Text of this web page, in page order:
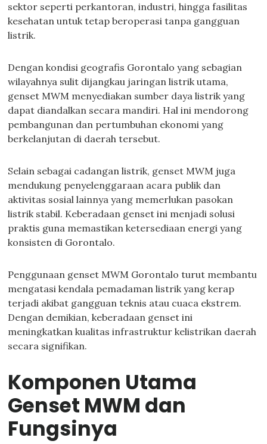
sektor seperti perkantoran, industri, hingga fasilitas
kesehatan untuk tetap beroperasi tanpa gangguan
listrik.
Dengan kondisi geografis Gorontalo yang sebagian
wilayahnya sulit dijangkau jaringan listrik utama,
genset MWM menyediakan sumber daya listrik yang
dapat diandalkan secara mandiri. Hal ini mendorong
pembangunan dan pertumbuhan ekonomi yang
berkelanjutan di daerah tersebut.
Selain sebagai cadangan listrik, genset MWM juga
mendukung penyelenggaraan acara publik dan
aktivitas sosial lainnya yang memerlukan pasokan
listrik stabil. Keberadaan genset ini menjadi solusi
praktis guna memastikan ketersediaan energi yang
konsisten di Gorontalo.
Penggunaan genset MWM Gorontalo turut membantu
mengatasi kendala pemadaman listrik yang kerap
terjadi akibat gangguan teknis atau cuaca ekstrem.
Dengan demikian, keberadaan genset ini
meningkatkan kualitas infrastruktur kelistrikan daerah
secara signifikan.
Komponen Utama
Genset MWM dan
Fungsinya